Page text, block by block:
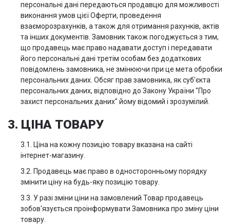
персональні дані передаються продавцю для можливості
виконання умов цієї Оферти, проведення
взаєморозрахунків, а також для отримання рахунків, актів
та інших документів. Замовник також погоджується з тим,
що продавець має право надавати доступ і передавати
його персональні дані третім особам без додаткових
повідомлень замовника, не змінюючи при це мета обробки
персональних даних. Обсяг прав замовника, як суб'єкта
персональних даних, відповідно до Закону України "Про
захист персональних даних" йому відомий і зрозумілий.
3. ЦІНА ТОВАРУ
3.1. Ціна на кожну позицію товару вказана на сайті
інтернет-магазину.
3.2. Продавець має право в односторонньому порядку
змінити ціну на будь-яку позицію товару.
3.3. У разі зміни ціни на замовлений Товар продавець
зобов'язується проінформувати Замовника про зміну ціни
товару.